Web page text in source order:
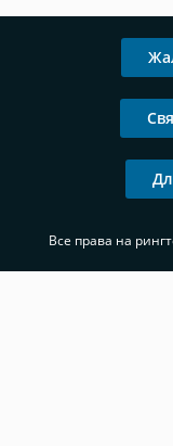
Все права на